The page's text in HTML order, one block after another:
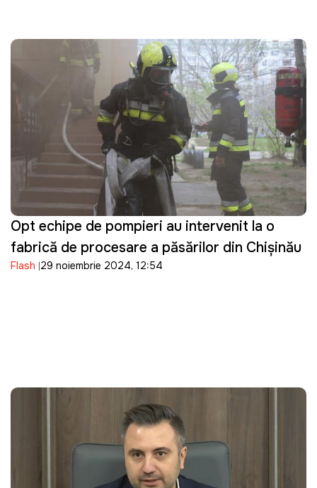
Opt echipe de pompieri au intervenit la o
fabrică de procesare a păsărilor din Chișinău
Flash 29 noiembrie 2024, 12:54